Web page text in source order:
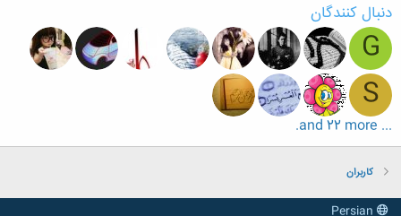
دنبال کنندگان
G
S
... and 22 more.
کاربران